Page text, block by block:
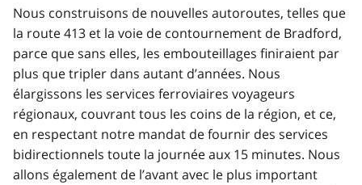
Nous construisons de nouvelles autoroutes, telles que
la route 413 et la voie de contournement de Bradford,
parce que sans elles, les embouteillages finiraient par
plus que tripler dans autant d’années. Nous
élargissons les services ferroviaires voyageurs
régionaux, couvrant tous les coins de la région, et ce,
en respectant notre mandat de fournir des services
bidirectionnels toute la journée aux 15 minutes. Nous
allons également de l’avant avec le plus important